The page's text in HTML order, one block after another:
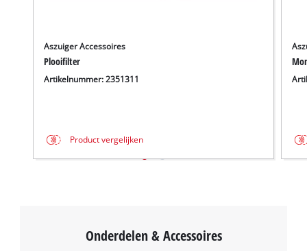
Aszuiger Accessoires
Plooifilter
Artikelnummer: 2351311
Product vergelijken
Onderdelen & Accessoires